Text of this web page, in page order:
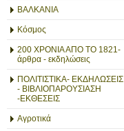
ΒΑΛΚΑΝΙΑ
Κόσμος
200 ΧΡΟΝΙΑ ΑΠΟ ΤΟ 1821-
άρθρα - εκδηλώσεις
ΠΟΛΙΤΙΣΤΙΚΑ- ΕΚΔΗΛΩΣΕΙΣ
- ΒΙΒΛΙΟΠΑΡΟΥΣΙΑΣΗ
-ΕΚΘΕΣΕΙΣ
Αγροτικά